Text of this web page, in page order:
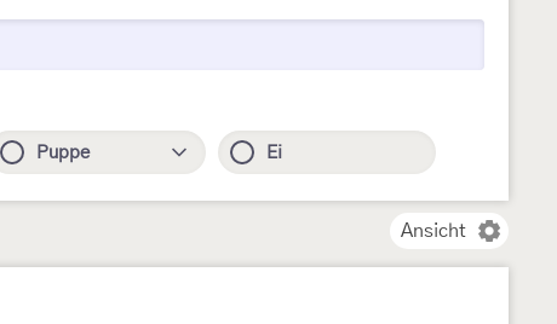
Puppe Ei
Ansicht